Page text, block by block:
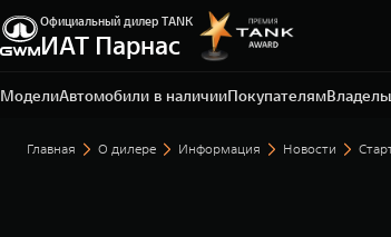
Официальный дилер TANK
ИАТ Парнас
МоделиАвтомобили в наличииПокупателям
Санкт-Петербург, ЛО, Всеволожский р-н, д.
Порошкино, ул. Торговая, 22
+7 812 337-78-87
Главная О дилере Информация Новости